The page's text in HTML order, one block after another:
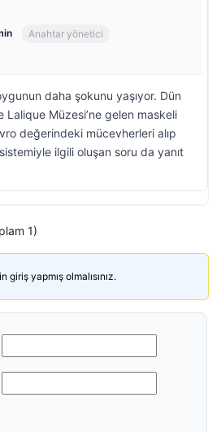
Anahtar yönetici
daha şokunu yaşıyor. Dün
Lalique Müzesi’ne gelen maskeli
değerindeki mücevherleri alıp
ilgili oluşan soru da yanıt
1)
yapmış olmalısınız.